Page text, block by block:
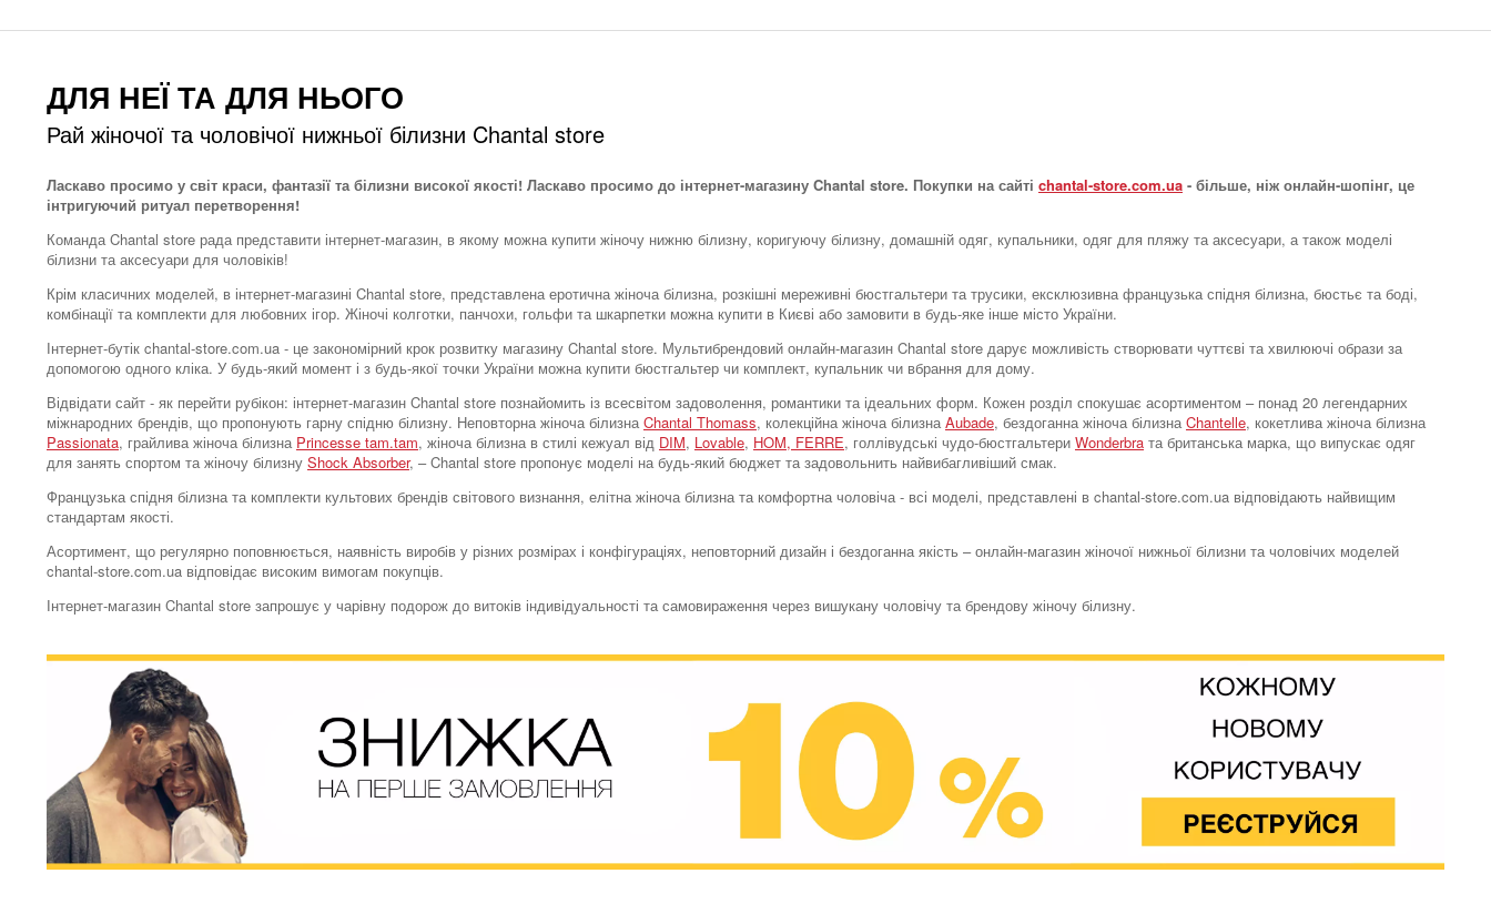
Must Have Basics
Одяг для сну та
ДЛЯ НЕЇ ТА ДЛЯ НЬОГО
Рай жіночої та чоловічої нижньої білизни Chantal store
Ласкаво просимо у світ краси, фантазії та білизни високої якості! Ласкаво просимо до інтернет-магазину Chantal store. Покупки на сайті chantal-store.com.ua - більше, ніж онлайн-шопінг, це
інтригуючий ритуал перетворення!
Команда Chantal store рада представити інтернет-магазин, в якому можна купити жіночу нижню білизну, коригуючу білизну, домашній одяг, купальники, одяг для пляжу та аксесуари, а також моделі
білизни та аксесуари для чоловіків!
Крім класичних моделей, в інтернет-магазині Chantal store, представлена ​​еротична жіноча білизна, розкішні мереживні бюстгальтери та трусики, ексклюзивна французька спідня білизна, бюстьє та боді,
комбінації та комплекти для любовних ігор. Жіночі колготки, панчохи, гольфи та шкарпетки можна купити в Києві або замовити в будь-яке інше місто України.
Інтернет-бутік chantal-store.com.ua - це закономірний крок розвитку магазину Chantal store. Мультибрендовий онлайн-магазин Chantal store дарує можливість створювати чуттєві та хвилюючі образи за
допомогою одного кліка. У будь-який момент і з будь-якої точки України можна купити бюстгальтер чи комплект, купальник чи вбрання для дому.
Відвідати сайт - як перейти рубікон: інтернет-магазин Chantal store познайомить із всесвітом задоволення, романтики та ідеальних форм. Кожен розділ спокушає асортиментом – понад 20 легендарних
міжнародних брендів, що пропонують гарну спідню білизну. Неповторна жіноча білизнаChantal Thomass, колекційна жіноча білизнаAubade, бездоганна жіноча білизнаChantelle, кокетлива жіноча білизна
Passionata, грайлива жіноча білизна Princesse tam.tam, жіноча білизна в стилі кежуал від DIM, Lovable, HOM, FERRE, голлівудські чудо-бюстгальтери Wonderbra та британська марка, що випускає одяг
для занять спортом та жіночу білизну Shock Absorber, – Chantal store пропонує моделі на будь-який бюджет та задовольнить найвибагливіший смак.
Французька спідня білизна та комплекти культових брендів світового визнання, елітна жіноча білизна та комфортна чоловіча - всі моделі, представлені в chantal-store.com.ua відповідають найвищим
стандартам якості.
Асортимент, що регулярно поповнюється, наявність виробів у різних розмірах і конфігураціях, неповторний дизайн і бездоганна якість – онлайн-магазин жіночої нижньої білизни та чоловічих моделей
chantal-store.com.ua відповідає високим вимогам покупців.
Інтернет-магазин Chantal store запрошує у чарівну подорож до витоків індивідуальності та самовираження через вишукану чоловічу та брендову жіночу білизну.